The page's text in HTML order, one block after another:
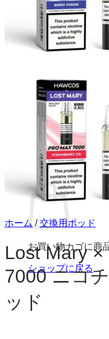
ショップに戻
カート0 商品 合
お買い物カゴ
お買い物カゴに商
ショップに戻る
ホーム / 交換用ポッド
Lost Mary
7000 ニコ
ッド